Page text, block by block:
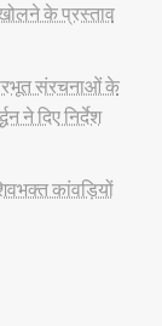
के प्रस्ताव
संरचनाओं के
ने दिए निर्देश
कांवड़ियों